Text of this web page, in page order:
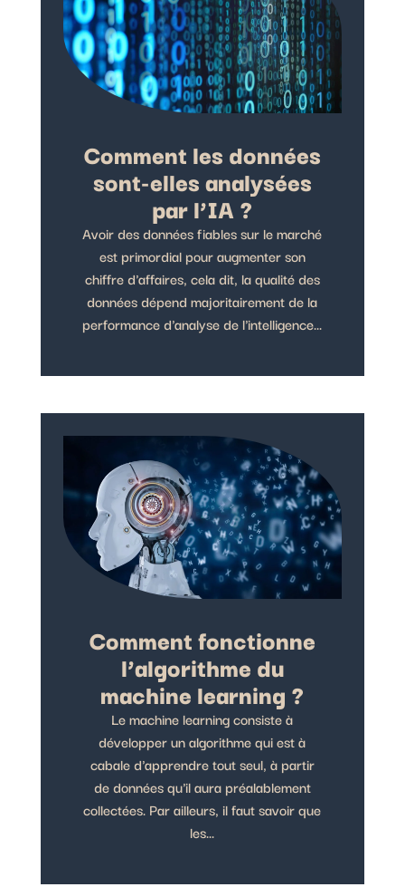
Comment les données
sont-elles analysées
par l’IA ?
Avoir des données fiables sur le marché
est primordial pour augmenter son
chiffre d'affaires, cela dit, la qualité des
données dépend majoritairement de la
performance d'analyse de l'intelligence...
Comment fonctionne
l’algorithme du
machine learning ?
Le machine learning consiste à
développer un algorithme qui est à
cabale d'apprendre tout seul, à partir
de données qu'il aura préalablement
collectées. Par ailleurs, il faut savoir que
les...